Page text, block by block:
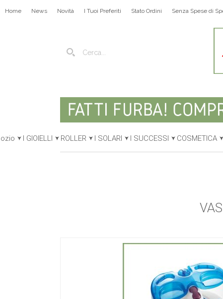
Home News Novità I Tuoi Preferiti Stato Ordini Senza Spese di
I GIOIELLI ROLLER I SOLARI I SUCCESSI COSMETICA